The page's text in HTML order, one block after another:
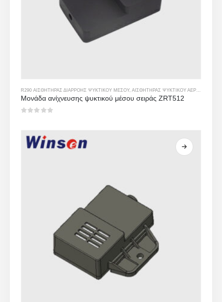
R290 ΑΙΣΘΗΤΉΡΑΣ ΔΙΑΡΡΟΉΣ ΨΥΚΤΙΚΟΎ ΜΈΣΟΥ,ΑΙΣΘΗΤΉΡΑΣ ΨΥΚΤΙΚΟΎ ΑΕΡΊΟΥ
Μονάδα ανίχνευσης ψυκτικού μέσου σειράς ZRT512